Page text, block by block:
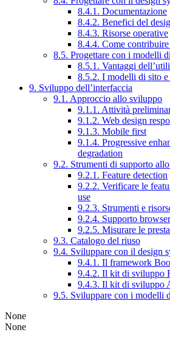
8.4.1. Documentazione
8.4.2. Benefici del
8.4.3. Risorse operative
8.4.4. Come
8.5. Progettare con i modelli
8.5.1. Vantaggi
8.5.2. I modelli di sito
9. Sviluppo dell’interfaccia
9.1. Approccio allo sviluppo
9.1.1. Attività
9.1.2. Web design
9.1.3. Mobile first
9.1.4. Progressive
degradation
9.2. Strumenti di supporto
9.2.1. Feature detection
9.2.2. Verificare le
use
9.2.3. Strumenti e
9.2.4. Supporto browser
9.2.5. Misurare le
9.3. Catalogo del riuso
9.4. Sviluppare con il design
9.4.1. Il framework
9.4.2. Il kit di sviluppo
9.4.3. Il kit di sviluppo
9.5. Sviluppare con i modelli
None
None